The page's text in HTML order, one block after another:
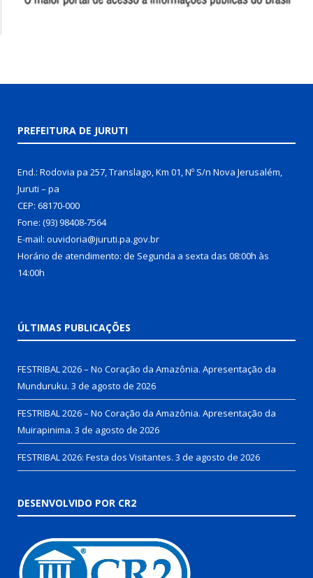
PREFEITURA DE JURUTI
End.: Rodovia pa 257, Translago, Km 01, Nº S/n Nova Jerusalém,
Juruti – pa
CEP: 68170-000
Fone: (93) 98408-7564
E-mail: ouvidoria@juruti.pa.gov.br
Horário de atendimento: de Segunda a sexta das 08:00h às
14:00h
ÚLTIMAS PUBLICAÇÕES
FESTRIBAL 2026 – No Coração da Amazônia. Apresentação da
Munduruku. 3 de agosto de 2026
FESTRIBAL 2026 – No Coração da Amazônia. Apresentação da
Muirapinima. 3 de agosto de 2026
FESTRIBAL 2026: Festa dos Visitantes. 3 de agosto de 2026
DESENVOLVIDO POR CR2